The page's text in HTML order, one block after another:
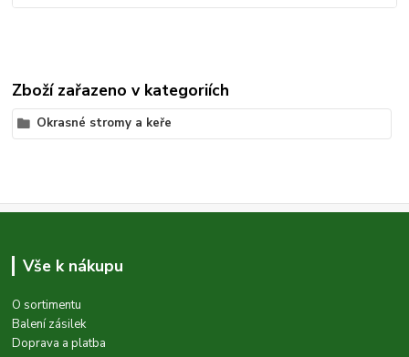
Zboží zařazeno v kategoriích
Okrasné stromy a keře
Vše k nákupu
O sortimentu
Balení zásilek
Doprava a platba